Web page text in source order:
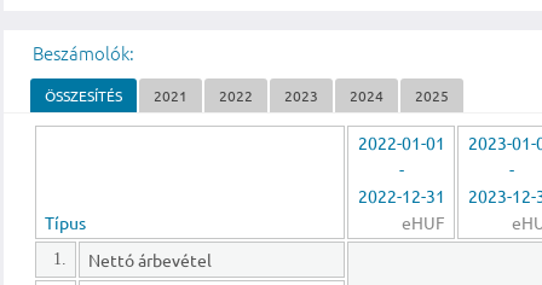
Beszámolók:
ÖSSZESÍTÉS 2021 2022 2023 2024 2025
Típus
2022-01-01
-
2022-12-31
eHUF
2023-01-
-
2023-12-
1. Nettó árbevétel